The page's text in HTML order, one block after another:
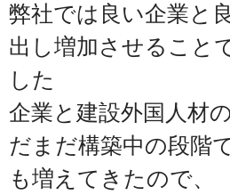
弊社では良い企業と
出し増加させること
した
企業と建設外国人材
だまだ構築中の段階
も増えてきたので、